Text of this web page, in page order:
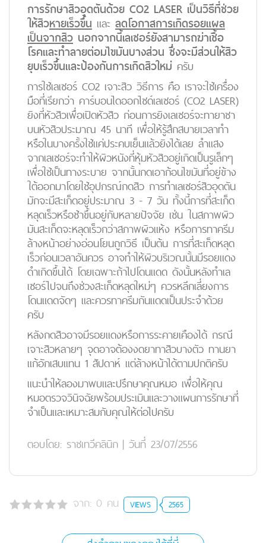
การรักษาสิวอุดตันด้วย CO2 LASER เป็นวิธีที่ช่วย
ให้สิวหายเร็วขึ้น และ ลดโอกาสการเกิดรอยแผล
เป็นจากสิว นอกจากนี้เลเซอร์ยังสามารถฆ่าเชื้อ
โรคและทำลายต่อมไขมันบางส่วน ซึ่งจะมีส่วนให้สิว
ยุบเร็วขึ้นและป้องกันการเกิดสิวใหม่ ครับ
การใช้เลเซอร์ CO2 เจาะสิว วิธีการ คือ เราจะใช้เครื่อง
มือที่เรียกว่า คาร์บอนไดออกไซด์เลเซอร์ (CO2 LASER)
ยิงที่หัวสิวเพื่อเปิดหัวสิว ก่อนการยิงเลเซอร์จะทายาชา
บนหัวสิวประมาณ 45 นาที เพื่อให้รู้สึกสบายเวลาทำ
หรือในบางครั้งใช้แค่ประคบเย็นแล้วยิงได้เลย ลำแสง
จากเลเซอร์จะทำให้ผิวหนังที่หุ้มหัวสิวอยู่เกิดเป็นรูเล็กๆ
เพื่อใช้เป็นทางระบาย จากนั้นกดเอาก้อนไขมันที่อยู่ข้าง
ใต้ออกมาโดยใช้อุปกรณ์กดสิว การทำเลเซอร์สิวอุดตัน
มักจะมีสะเก็ดอยู่ประมาณ 3 - 7 วัน ทั้งนี้การที่สะเก็ด
หลุดเร็วหรือช้าขึ้นอยู่กับหลายปัจจัย เช่น ในสภาพผิว
มันสะเก็ดจะหลุดเร็วกว่าสภาพผิวแห้ง หรือการทาครีม
ล้างหน้าอย่างอ่อนโยนถูกวิธี เป็นต้น การที่สะเก็ดหลุด
เร็วก่อนเวลาอันควร อาจทำให้ผิวบริเวณนั้นมีรอยแดง
ดำเกิดขึ้นได้ โดยเฉพาะถ้าไปโดนแดด ดังนั้นหลังทำเล
เซอร์ไปจนถึงช่วงสะเก็ดหลุดใหม่ๆ ควรหลีกเลี่ยงการ
โดนแดดจัดๆ และควรทาครีมกันแดดเป็นประจำด้วย
ครับ
หลังกดสิวอาจมีรอยแดงหรือการระคายเคืองได้ กรณี
เจาะสิวหลายๆ จุดอาจต้องงดยาทาสิวบางตัว ทานยา
แก้อักเสบแทน 1 สัปดาห์ แต่ล้างหน้าได้ตามปกติครับ
แนะนำให้ลองมาพบและปรึกษาคุณหมอ เพื่อให้คุณ
หมอตรวจวินิจฉัยพร้อมประเมินและวางแผนการรักษาที่
จำเป็นและเหมาะสมกับคุณให้ต่อไปครับ
ตอบโดย: ราชเทวีคลินิก | วันที่ 23/07/2556
จาก: 0 คน VIEWS 2565